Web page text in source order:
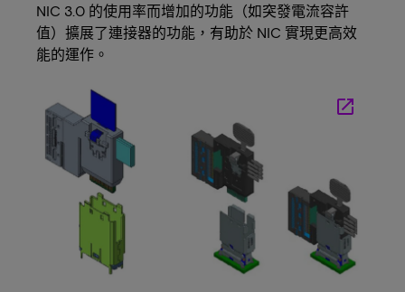
NIC 3.0 的使用率而增加的功能（如突發電流容許
值）擴展了連接器的功能，有助於 NIC 實現更高效
能的運作。
launch